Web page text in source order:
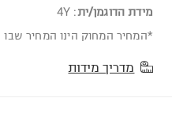
מידת הדוגמן/ית:
4Y
*המחיר המחוק הינו המחיר
מדריך מידות